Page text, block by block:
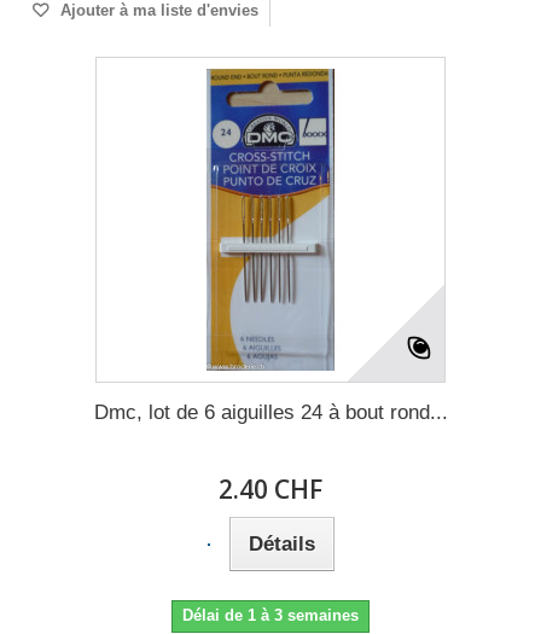
Ajouter à ma liste d'envies
Dmc, lot de 6 aiguilles 24 à bout rond...
2.40 CHF
Détails
Délai de 1 à 3 semaines